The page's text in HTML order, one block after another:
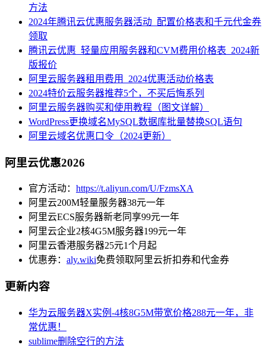
方法
2024年腾讯云优惠服务器活动_配置价格表和千元代金券
领取
腾讯云优惠_轻量应用服务器和CVM费用价格表_2024新
版报价
阿里云服务器租用费用_2024优惠活动价格表
2024特价云服务器推荐5个，不买后悔系列
阿里云服务器购买和使用教程（图文详解）
WordPress更换域名MySQL数据库批量替换SQL语句
阿里云域名优惠口令（2024更新）
阿里云优惠2026
官方活动： https://t.aliyun.com/U/FzmsXA
阿里云200M轻量服务器38元一年
阿里云ECS服务器新老同享99元一年
阿里云企业2核4G5M服务器199元一年
阿里云香港服务器25元1个月起
优惠券： aly.wiki免费领取阿里云折扣券和代金券
更新内容
华为云服务器X实例-4核8G5M带宽价格288元一年，非
常优惠！
sublime删除空行的方法